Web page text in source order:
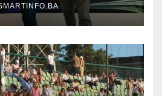
sajma